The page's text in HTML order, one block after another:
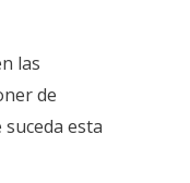
las
de
esta